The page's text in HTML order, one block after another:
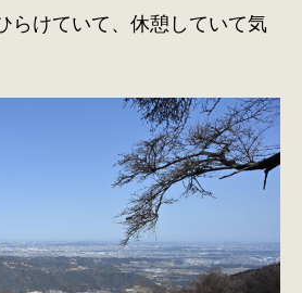
らけていて、休憩していて気